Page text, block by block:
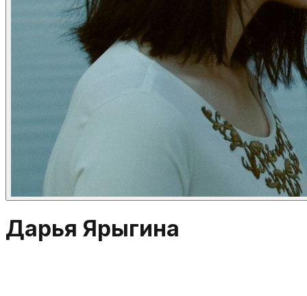
Дарья Ярыгина